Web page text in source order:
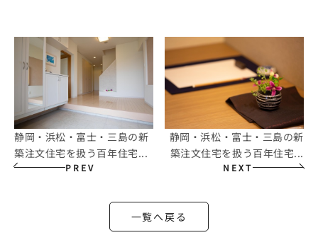
静岡・浜松・富士・三島の新
築注文住宅を扱う百年住宅...
PREV
静岡・浜松・富士・三島の新
築注文住宅を扱う百年住宅...
NEXT
一覧へ戻る